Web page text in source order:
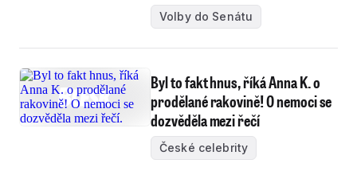
Volby do Senátu
Byl to fakt hnus, říká Anna K. o
prodělané rakovině! O nemoci se
dozvěděla mezi řečí
České celebrity